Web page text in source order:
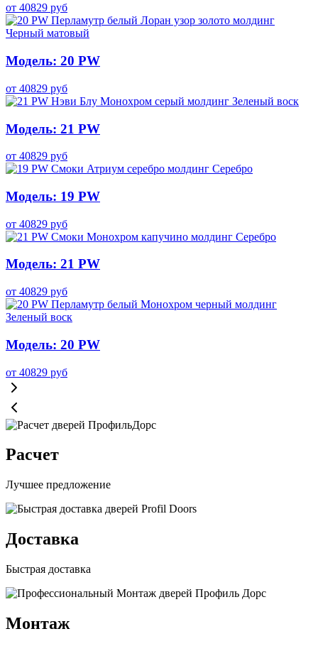
от 40829 руб
Модель: 20 PW
от 40829 руб
Модель: 21 PW
от 40829 руб
Модель: 19 PW
от 40829 руб
Модель: 21 PW
от 40829 руб
Модель: 20 PW
от 40829 руб
Расчет
Лучшее предложение
Доставка
Быстрая доставка
Монтаж